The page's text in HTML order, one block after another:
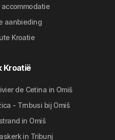
accommodatie
aanbieding
Kroatie
Kroatië
de Cetina in Omiš
- Trnbusi bij Omiš
in Omiš
in Tribunj